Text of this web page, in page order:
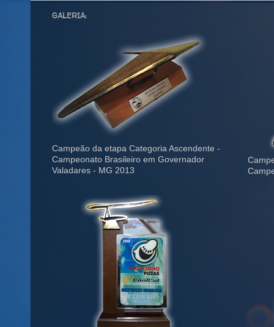
GALERIA:
Campeão da etapa Categoria Ascendente -
Campeonato Brasileiro em Governador
Valadares - MG 2013